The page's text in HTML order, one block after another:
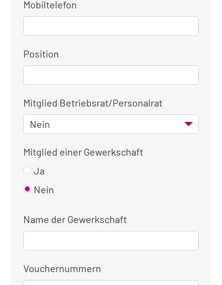
Mobiltelefon
Position
Mitglied Betriebsrat/Personalrat
Mitglied einer Gewerkschaft
Ja
Nein
Name der Gewerkschaft
Vouchernummern